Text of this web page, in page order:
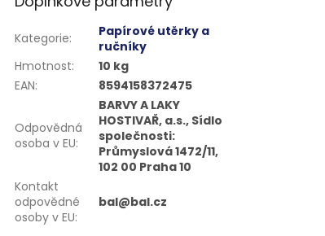
Kategorie:
Papírové utěrky a
ručníky
Hmotnost:
10 kg
EAN: 8594158372475
Odpovědná
osoba v EU:
BARVY A LAKY
HOSTIVAŘ, a.s., Sídlo
společnosti:
Průmyslová 1472/11,
102 00 Praha 10
Kontakt
odpovědné
osoby v EU:
bal@bal.cz